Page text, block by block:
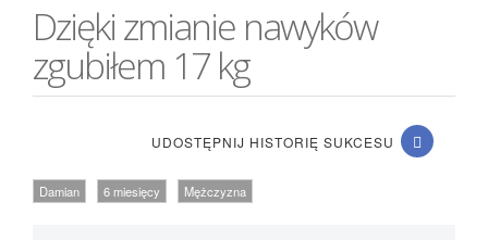
Dzięki zmianie nawyków
zgubiłem 17 kg
UDOSTĘPNIJ HISTORIĘ SUKCESU
Damian 6 miesięcy Mężczyzna